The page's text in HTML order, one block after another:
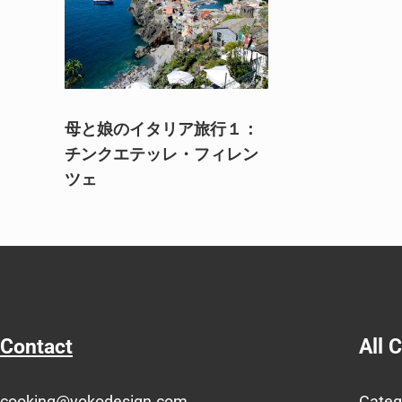
母と娘のイタリア旅行１：
チンクエテッレ・フィレン
ツェ
Contact All